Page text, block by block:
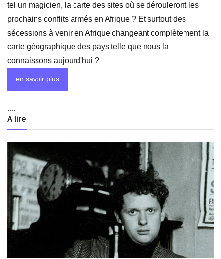
tel un magicien, la carte des sites où se dérouleront les
prochains conflits armés en Afrique ? Et surtout des
sécessions à venir en Afrique changeant complètement la
carte géographique des pays telle que nous la
connaissons aujourd'hui ?
en savoir plus
....
A lire